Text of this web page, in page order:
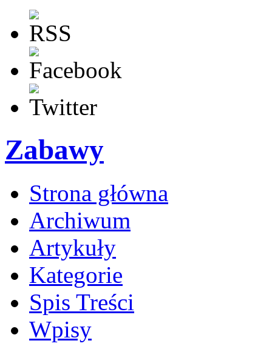
Zabawy
Strona główna
Archiwum
Artykuły
Kategorie
Spis Treści
Wpisy